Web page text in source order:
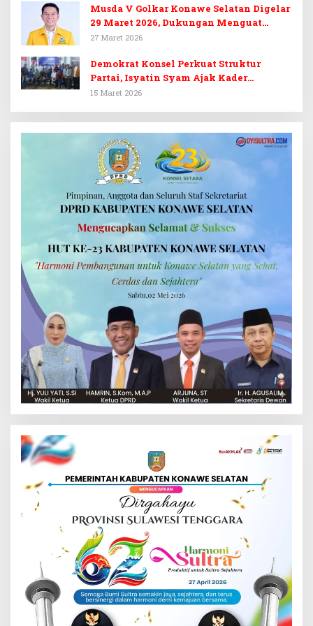
Musda V Golkar Konawe Selatan Digelar
29 Maret 2026, Dukungan Menguat
untuk Irham Kalenggo
27 Maret 2026
Demokrat Konsel Perkuat Struktur
Partai, Isyatin Syam Ajak Kader
Kembalikan Kejayaan
15 Maret 2026